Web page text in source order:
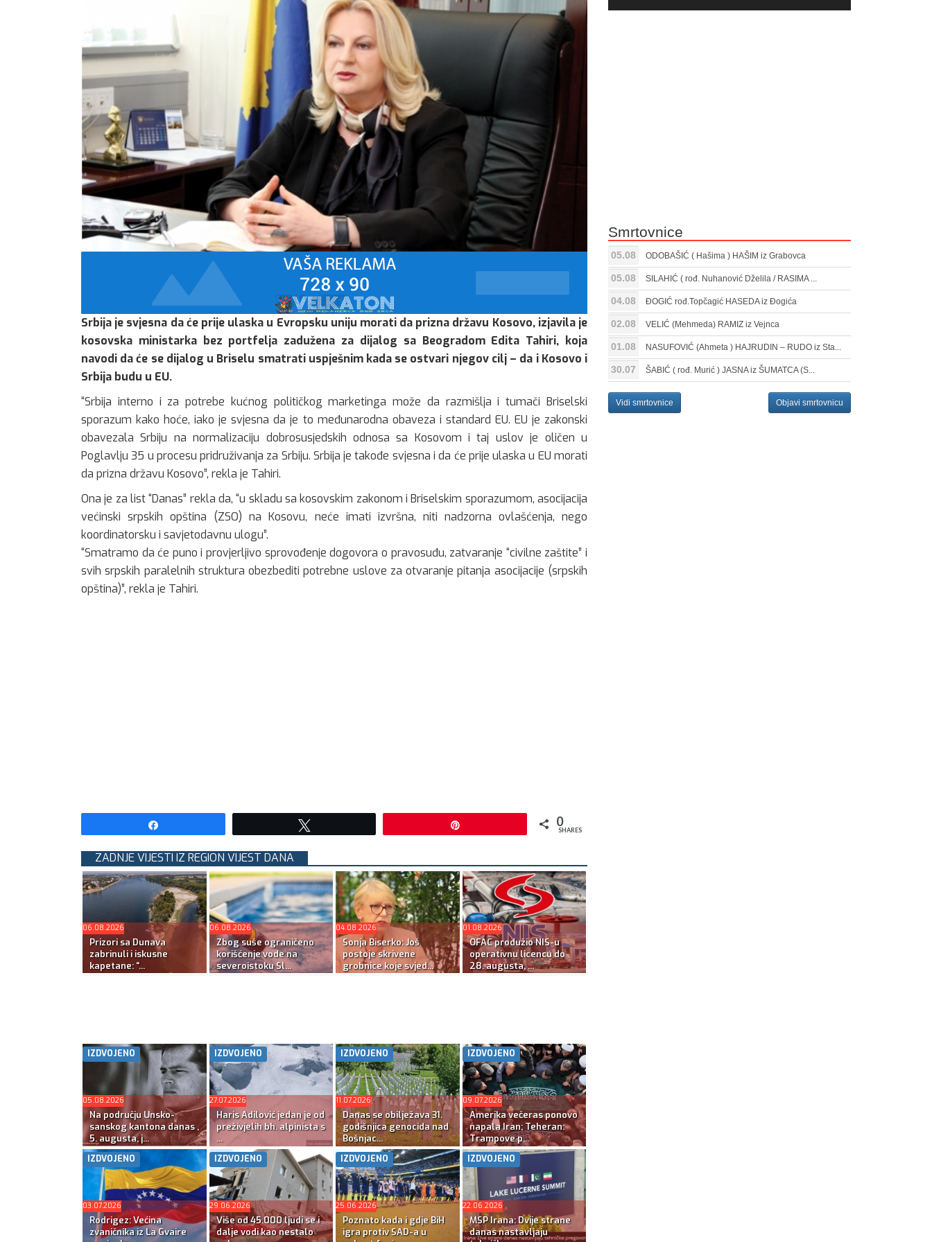
Srbija je svjesna da će prije ulaska u Evropsku uniju morati da prizna državu Kosovo, izjavila je
kosovska ministarka bez portfelja zadužena za dijalog sa Beogradom Edita Tahiri, koja
navodi da će se dijalog u Briselu smatrati uspješnim kada se ostvari njegov cilj – da i Kosovo i
Srbija budu u EU.
“Srbija interno i za potrebe kućnog političkog marketinga može da razmišlja i tumači Briselski
sporazum kako hoće, iako je svjesna da je to međunarodna obaveza i standard EU. EU je zakonski
obavezala Srbiju na normalizaciju dobrosusjedskih odnosa sa Kosovom i taj uslov je oličen u
Poglavlju 35 u procesu pridruživanja za Srbiju. Srbija je takođe svjesna i da će prije ulaska u EU morati
da prizna državu Kosovo”, rekla je Tahiri.
Ona je za list “Danas” rekla da, “u skladu sa kosovskim zakonom i Briselskim sporazumom, asocijacija
većinski srpskih opština (ZSO) na Kosovu, neće imati izvršna, niti nadzorna ovlašćenja, nego
koordinatorsku i savjetodavnu ulogu”.
“Smatramo da će puno i provjerljivo sprovođenje dogovora o pravosuđu, zatvaranje “civilne zaštite” i
svih srpskih paralelnih struktura obezbediti potrebne uslove za otvaranje pitanja asocijacije (srpskih
opština)”, rekla je Tahiri.
0
SHARES
ZADNJE VIJESTI IZ REGION VIJEST DANA
06.08.2026
Prizori sa Dunava
zabrinuli i iskusne
kapetane: “...
06.08.2026
Zbog suše ograničeno
korišćenje vode na
severoistoku Sl...
04.08.2026
Sonja Biserko: Još
postoje skrivene
grobnice koje svjed...
01.08.2026
OFAC produžio NIS-u
operativnu licencu do
28. augusta, ...
IZDVOJENO
05.08.2026
Na području Unsko-
sanskog kantona danas ,
5. augusta, j...
IZDVOJENO
27.07.2026
Haris Adilović jedan je od
preživjelih bh. alpinista s
...
IZDVOJENO
11.07.2026
Danas se obilježava 31.
godišnjica genocida nad
Bošnjac...
IZDVOJENO
09.07.2026
Amerika večeras ponovo
napala Iran; Teheran:
Trampove p...
IZDVOJENO
03.07.2026
Rodrigez: Većina
zvaničnika iz La Gvaire
IZDVOJENO
29.06.2026
Više od 45.000 ljudi se i
dalje vodi kao nestalo
IZDVOJENO
25.06.2026
Poznato kada i gdje BiH
igra protiv SAD-a u
IZDVOJENO
22.06.2026
MSP Irana: Dvije strane
danas nastavljaju
Gore/Dole
Smrtovnice
05.08 ODOBAŠIĆ ( Hašima ) HAŠIM iz Grabovca
05.08 SILAHIĆ ( rođ. Nuhanović Dželila / RASIMA ...
04.08 ĐOGIĆ rođ.Topčagić HASEDA iz Đogića
02.08 VELIĆ (Mehmeda) RAMIZ iz Vejnca
01.08 NASUFOVIĆ (Ahmeta ) HAJRUDIN – RUDO iz Sta...
30.07 ŠABIĆ ( rođ. Murić ) JASNA iz ŠUMATCA (S...
Vidi smrtovnice Objavi smrtovnicu